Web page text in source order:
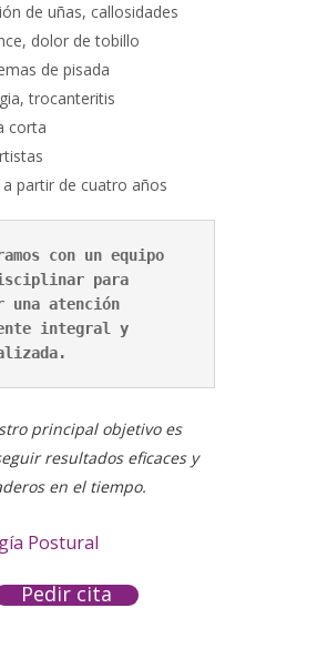
de uñas, callosidades
dolor de tobillo
de pisada
trocanteritis
corta
a partir de cuatro años
con un equipo
para
una atención
integral y
principal objetivo es
resultados eficaces y
en el tiempo.
Postural
Pedir cita